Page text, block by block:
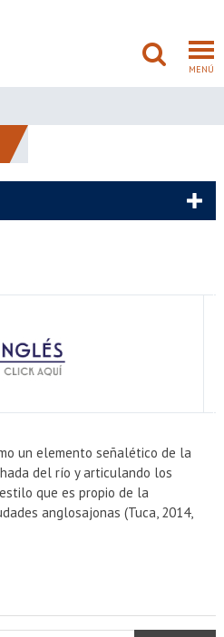
MENÚ
Estudiantes
Funcionarios
un elemento señalético de la
del río y articulando los
que es propio de la
anglosajonas (Tuca, 2014,